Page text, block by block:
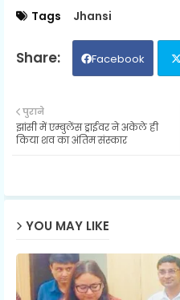
Tags Jhansi
Facebook
पुराने
झांसी में एम्बुलेंस ड्राईवर ने अकेले ही
किया शव का अंतिम संस्कार
YOU MAY LIKE